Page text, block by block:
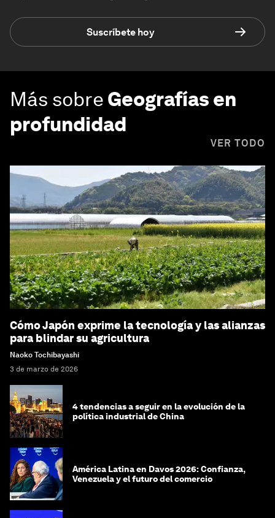
Suscríbete hoy
Más sobre Geografías en
profundidad
VER TODO
Cómo Japón exprime la tecnología y las alianzas
para blindar su agricultura
Naoko Tochibayashi
3 de marzo de 2026
4 tendencias a seguir en la evolución de la
política industrial de China
América Latina en Davos 2026: Confianza,
Venezuela y el futuro del comercio